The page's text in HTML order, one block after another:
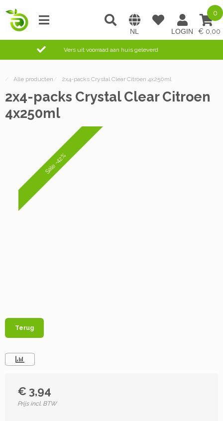
0,00
0
Vers uit voorraad aan huis geleverd
/ Alle producten / 2x4-packs Crystal Clear Citroen 4x250ml
2x4-packs Crystal Clear Citroen
4x250ml
Sale -42%
Terug
€ 3,94
Prijs incl. BTW